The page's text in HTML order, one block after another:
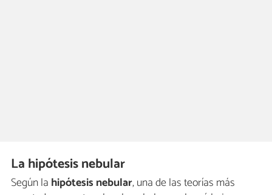
La hipótesis nebular
Según la hipótesis nebular, una de las teorías más